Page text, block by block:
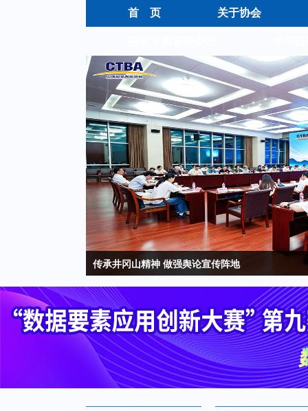
首 页
关于协会
井冈山上话党建
中国招标投标协会第三届理事会第八次会议顺利召
中中招协金专委召开2026上半年度区域金融机构
2026年中国招标投标协会分支机构工作会议在京
传承井冈山精神 做强舆论宣传阵地